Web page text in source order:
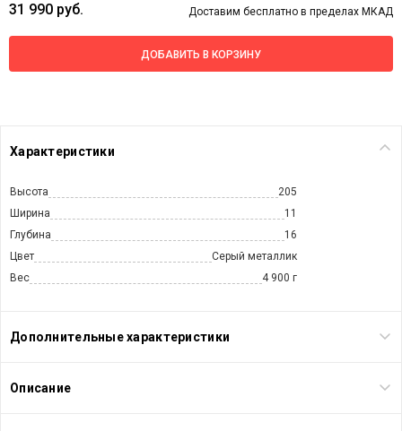
31 990 руб. Доставим бесплатно в пределах МКАД
ДОБАВИТЬ В КОРЗИНУ
Характеристики
Высота
205
Ширина
11
Глубина
16
Цвет
Серый металлик
Вес
4 900 г
Дополнительные характеристики
Описание